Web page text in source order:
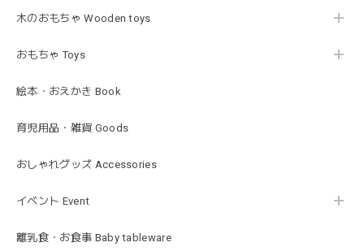
木のおもちゃ Wooden toys
おもちゃ Toys
絵本・おえかき Book
育児用品・雑貨 Goods
おしゃれグッズ Accessories
イベント Event
離乳食・お食事 Baby tableware
発送も早くてありがたかったです！
lightbeige ライトベージュ
出産祝いで渡しました。友人がとても喜んでおりました！可